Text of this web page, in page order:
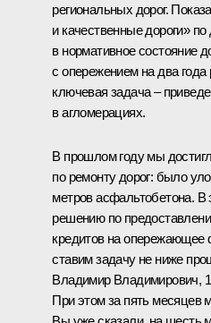
региональных дорог.
и качественные дороги»
в нормативное состояние
с опережением на два
ключевая задача –
в агломерациях.
В прошлом году мы
по ремонту дорог: было
метров асфальтобетона.
решению по
кредитов на опережающее
ставим задачу не ниже
Владимир Владимирович,
При этом за пять месяцев